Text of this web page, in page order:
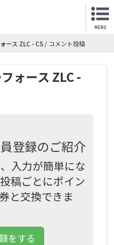
MENU
ース ZLC - CS / コメント投稿
ォース ZLC -
登録のご紹介
入力が簡単にな
稿ごとにポイン
と交換できま
をする